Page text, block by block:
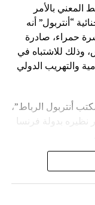
بالأمر
“أنتربول” أنه
حمراء، صادرة
وذلك للاشتباه في
والتهريب الدولي
أنتربول الرباط”،
نظيره بدولة فرنسا
الأمنية